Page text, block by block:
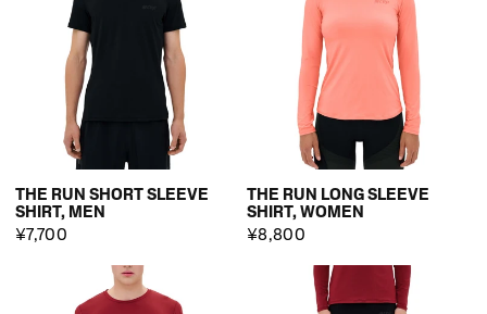
THE RUN SHORT SLEEVE
SHIRT, MEN
¥7,700
THE RUN LONG SLEEVE
SHIRT, WOMEN
¥8,800